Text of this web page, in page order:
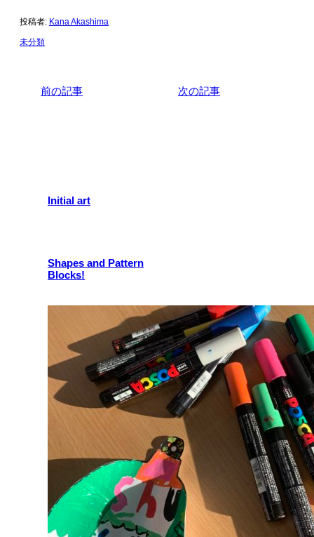
投稿者: Kana Akashima
未分類
前の記事 次の記事
Initial art
Shapes and Pattern
Blocks!